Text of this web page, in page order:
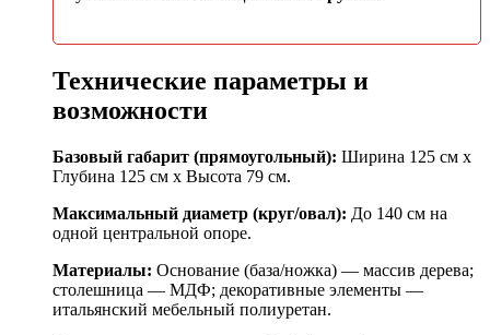
Технические параметры и
возможности
Базовый габарит (прямоугольный): Ширина 125 см x
Глубина 125 см x Высота 79 см.
Максимальный диаметр (круг/овал): До 140 см на
одной центральной опоре.
Материалы: Основание (база/ножка) — массив дерева;
столешница — МДФ; декоративные элементы —
итальянский мебельный полиуретан.